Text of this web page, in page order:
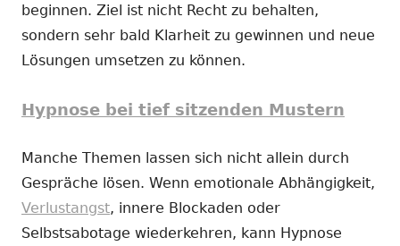
beginnen. Ziel ist nicht Recht zu behalten,
sondern sehr bald Klarheit zu gewinnen und neue
Lösungen umsetzen zu können.
Hypnose bei tief sitzenden Mustern
Manche Themen lassen sich nicht allein durch
Gespräche lösen. Wenn emotionale Abhängigkeit,
Verlustangst, innere Blockaden oder
Selbstsabotage wiederkehren, kann Hypnose